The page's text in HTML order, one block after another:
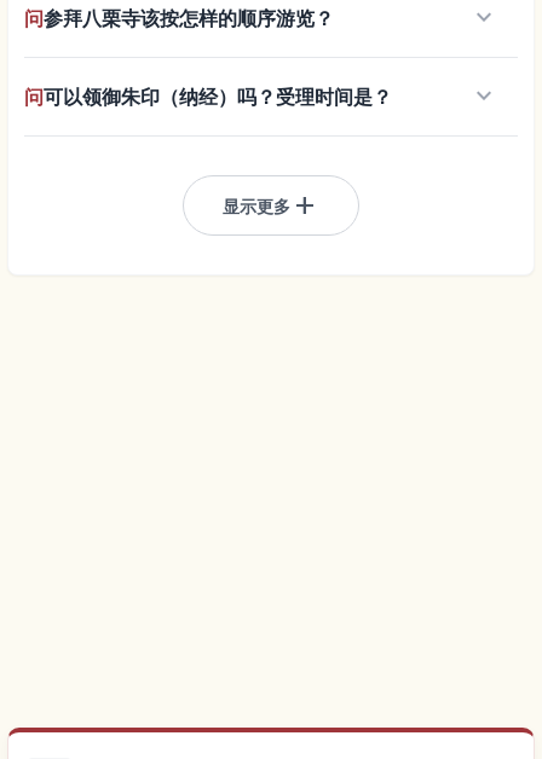
问参拜八栗寺该按怎样的顺序游览？ keyboard_arrow_down
问可以领御朱印（纳经）吗？受理时间是？ keyboard_arrow_down
显示更多 add